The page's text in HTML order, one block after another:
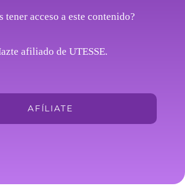
tener acceso a este contenido?
afiliado de UTESSE.
AFÍLIATE